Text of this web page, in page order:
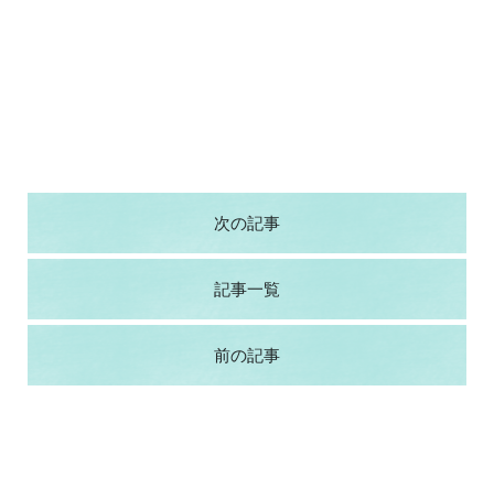
次の記事
記事一覧
前の記事